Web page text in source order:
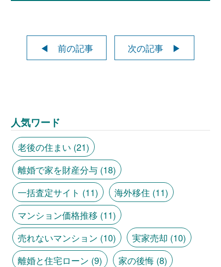
◀ 前の記事 次の記事 ▶
人気ワード
老後の住まい (21)
離婚で家を財産分与(18)
一括査定サイト (11) 海外移住 (11)
マンション価格推移 (11)
売れないマンション (10) 実家売却 (10)
離婚と住宅ローン (9) 家の後悔(8)